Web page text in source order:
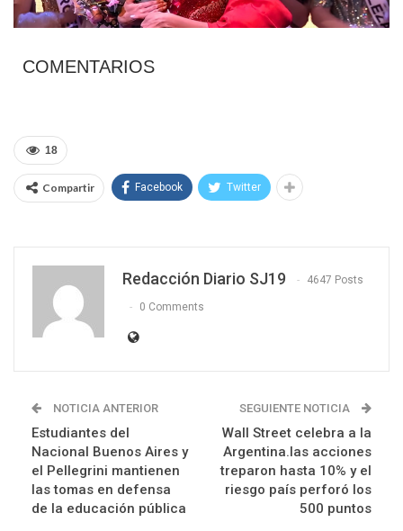
COMENTARIOS
18
Compartir Facebook Twitter
Redacción Diario SJ19 4647 Posts
0 Comments
NOTICIA ANTERIOR
Estudiantes del
Nacional Buenos Aires y
el Pellegrini mantienen
las tomas en defensa
de la educación pública
SEGUIENTE NOTICIA
Wall Street celebra a la
Argentina.las acciones
treparon hasta 10% y el
riesgo país perforó los
500 puntos